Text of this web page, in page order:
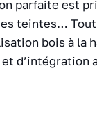
parfaite est
teintes… Tout
bois à la
d’intégration